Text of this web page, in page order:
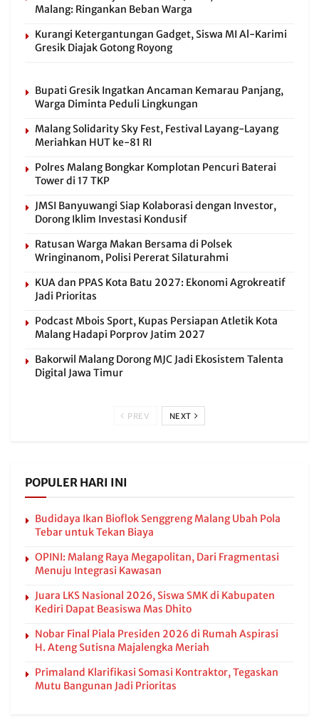
Malang: Ringankan Beban Warga
Kurangi Ketergantungan Gadget, Siswa MI Al-Karimi
Gresik Diajak Gotong Royong
Bupati Gresik Ingatkan Ancaman Kemarau Panjang,
Warga Diminta Peduli Lingkungan
Malang Solidarity Sky Fest, Festival Layang-Layang
Meriahkan HUT ke-81 RI
Polres Malang Bongkar Komplotan Pencuri Baterai
Tower di 17 TKP
JMSI Banyuwangi Siap Kolaborasi dengan Investor,
Dorong Iklim Investasi Kondusif
Ratusan Warga Makan Bersama di Polsek
Wringinanom, Polisi Pererat Silaturahmi
KUA dan PPAS Kota Batu 2027: Ekonomi Agrokreatif
Jadi Prioritas
Podcast Mbois Sport, Kupas Persiapan Atletik Kota
Malang Hadapi Porprov Jatim 2027
Bakorwil Malang Dorong MJC Jadi Ekosistem Talenta
Digital Jawa Timur
PREV NEXT
POPULER HARI INI
Budidaya Ikan Bioflok Senggreng Malang Ubah Pola
Tebar untuk Tekan Biaya
OPINI: Malang Raya Megapolitan, Dari Fragmentasi
Menuju Integrasi Kawasan
Juara LKS Nasional 2026, Siswa SMK di Kabupaten
Kediri Dapat Beasiswa Mas Dhito
Nobar Final Piala Presiden 2026 di Rumah Aspirasi
H. Ateng Sutisna Majalengka Meriah
Primaland Klarifikasi Somasi Kontraktor, Tegaskan
Mutu Bangunan Jadi Prioritas